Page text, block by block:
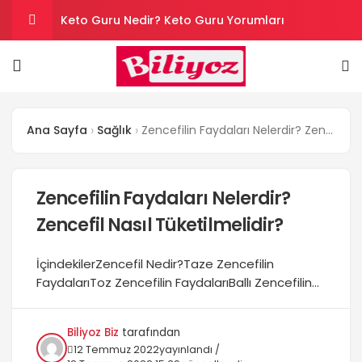
Keto Guru Nedir? Keto Guru Yorumları
Karındaki Selülitler Nasıl Gider? Göbek Selüliti
Sinoz Leke Kremi İşe Yarıyor mu? Kullanıcı
Kullanılır mı?
Ana Sayfa Sağlık Zencefilin Faydaları Nelerdir? Zencefil Nasıl Tüketilmelidir?
Zencefilin Faydaları Nelerdir?
Zencefil Nasıl Tüketilmelidir?
İçindekilerZencefil Nedir?Taze Zencefilin
FaydalarıToz Zencefilin FaydalarıBallı Zencefilin
faydaları o kadar çoktur ki saymakla bitmez. En
çok sorulan sorulardan olan zencefilin neye iyi
Biliyoz Biz tarafından
12 Temmuz 2022yayınlandı /